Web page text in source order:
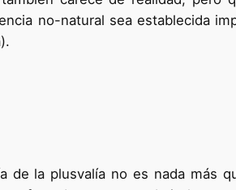
no-natural sea establecida
de la plusvalía no es nada más